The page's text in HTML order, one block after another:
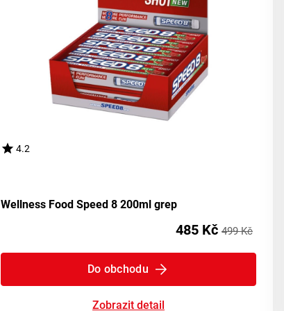
4.2
Wellness Food Speed 8 200ml grep
485 Kč 499 Kč
Do obchodu
Zobrazit detail